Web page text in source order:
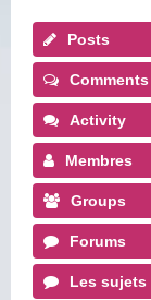
Posts
Comments
Activity
Membres
Groups
Forums
Les sujets